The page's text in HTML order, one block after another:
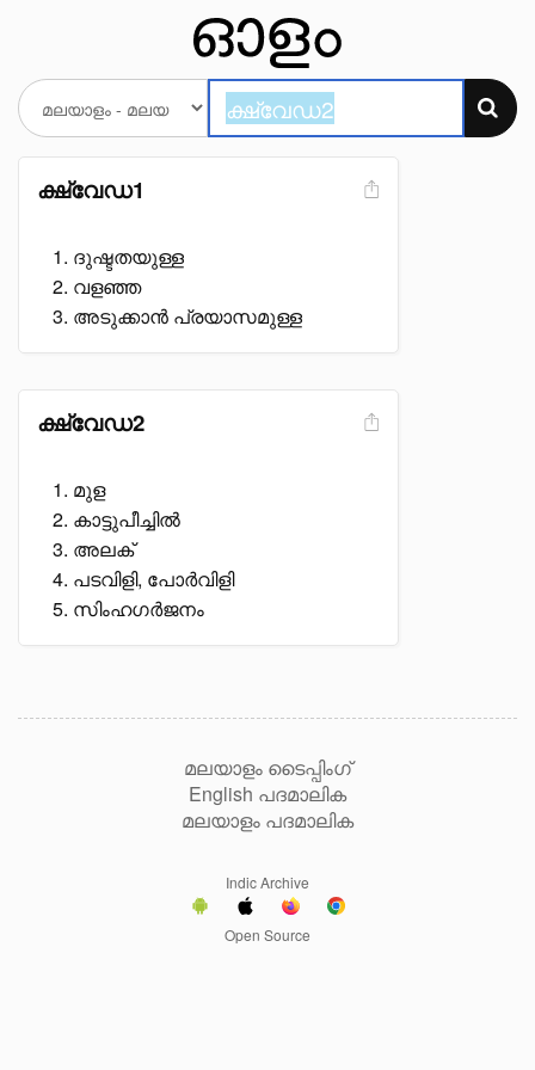
ക്ഷ്വേഡ1
ദുഷ്ടതയുള്ള
വളഞ്ഞ
അടുക്കാൻ പ്രയാസമുള്ള
ക്ഷ്വേഡ2
മുള
കാട്ടുപീച്ചിൽ
അലക്
പടവിളി, പോർവിളി
സിംഹഗർജനം
മലയാളം ടൈപ്പിംഗ്
English പദമാലിക
മലയാളം പദമാലിക
Indic Archive
Open Source